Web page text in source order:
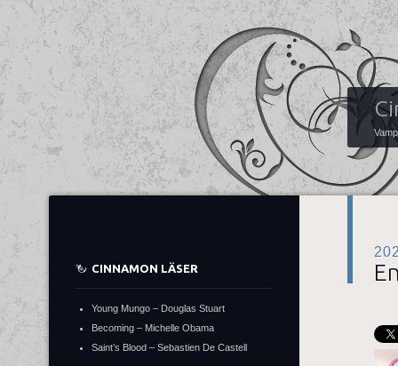
CINNAMON LÄSER
Young Mungo – Douglas Stuart
Becoming – Michelle Obama
Saint’s Blood – Sebastien De Castell